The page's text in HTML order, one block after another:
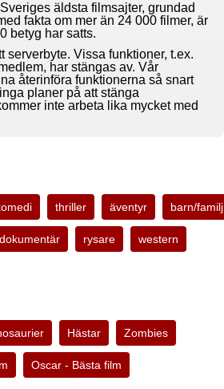
äldsta filmsajter, grundad
fakta om mer än 24 000 filmer, är
betyg har satts.
serverbyte. Vissa funktioner, t.ex.
har stängas av. Vår
återinföra funktionerna så snart
planer på att stänga
inte arbeta lika mycket med
thriller äventyr barn/familj
dokumentär rysare western
Hästar Zombies
Oscar - Bästa film